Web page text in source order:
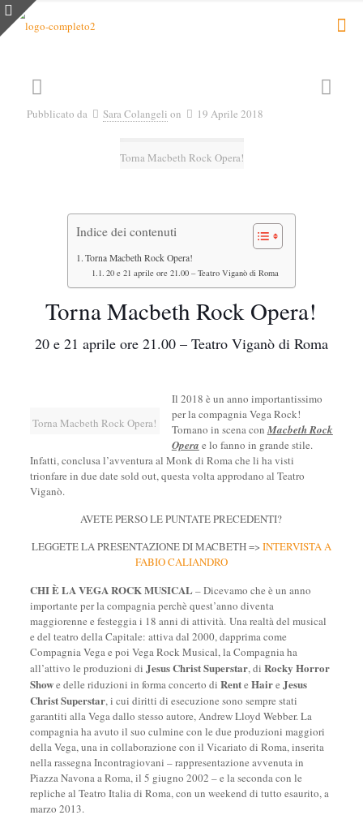
Pubblicato da Sara Colangeli on 19 Aprile 2018
Torna Macbeth Rock Opera!
Indice dei contenuti
Torna Macbeth Rock Opera!
20 e 21 aprile ore 21.00 – Teatro Viganò di Roma
Torna Macbeth Rock Opera!
20 e 21 aprile ore 21.00 – Teatro Viganò di Roma
Torna Macbeth Rock Opera!
Il 2018 è un anno importantissimo
per la compagnia Vega Rock!
Tornano in scena conMacbeth Rock
Opera e lo fanno in grande stile.
Infatti, conclusa l’avventura al Monk di Roma che li ha visti
trionfare in due date sold out, questa volta approdano al Teatro
Viganò.
AVETE PERSO LE PUNTATE PRECEDENTI?
LEGGETE LA PRESENTAZIONE DI MACBETH => INTERVISTA A
FABIO CALIANDRO
CHI È LA VEGA ROCK MUSICAL– Dicevamo che è un anno
importante per la compagnia perchè quest’anno diventa
maggiorenne e festeggia i 18 anni di attività. Una realtà del musical
e del teatro della Capitale: attiva dal 2000, dapprima come
Compagnia Vega e poi Vega Rock Musical, la Compagnia ha
all’attivo le produzioni di Jesus Christ Superstar, di Rocky Horror
Showe delle riduzioni in forma concerto di Rente Haire Jesus
Christ Superstar, i cui diritti di esecuzione sono sempre stati
garantiti alla Vega dallo stesso autore, Andrew Lloyd Webber. La
compagnia ha avuto il suo culmine con le due produzioni maggiori
della Vega, una in collaborazione con il Vicariato di Roma, inserita
nella rassegna Incontragiovani – rappresentazione avvenuta in
Piazza Navona a Roma, il 5 giugno 2002 – e la seconda con le
repliche al Teatro Italia di Roma, con un weekend di tutto esaurito, a
marzo 2013.